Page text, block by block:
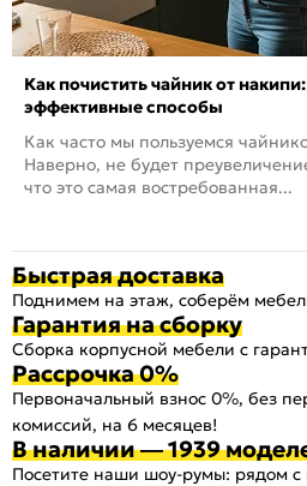
Как почистить чайник от
эффективные способы
Как часто мы пользуемся
Наверно, не будет
что это самая востребованная...
Быстрая доставка
Поднимем на этаж, соберём
Гарантия на сборку
Сборка корпусной мебели с
Рассрочка 0%
Первоначальный взнос 0%, без
комиссий, на 6 месяцев!
В наличии — 1939
Посетите наши шоу-румы: рядом с